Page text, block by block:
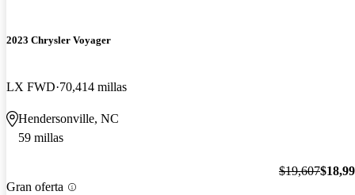
2023 Chrysler Voyager
LX FWD 70,414 millas
Hendersonville, NC
59 millas
Gran oferta
$19,607